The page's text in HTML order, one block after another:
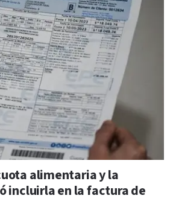
alimentaria y la
incluirla en la factura de